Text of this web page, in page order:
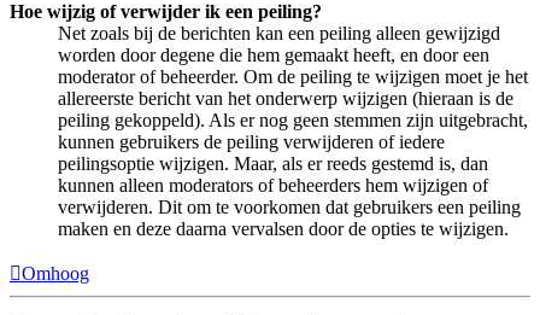
Hoe wijzig of verwijder ik een peiling?
Net zoals bij de berichten kan een peiling alleen gewijzigd
worden door degene die hem gemaakt heeft, en door een
moderator of beheerder. Om de peiling te wijzigen moet je het
allereerste bericht van het onderwerp wijzigen (hieraan is de
peiling gekoppeld). Als er nog geen stemmen zijn uitgebracht,
kunnen gebruikers de peiling verwijderen of iedere
peilingsoptie wijzigen. Maar, als er reeds gestemd is, dan
kunnen alleen moderators of beheerders hem wijzigen of
verwijderen. Dit om te voorkomen dat gebruikers een peiling
maken en deze daarna vervalsen door de opties te wijzigen.
Omhoog